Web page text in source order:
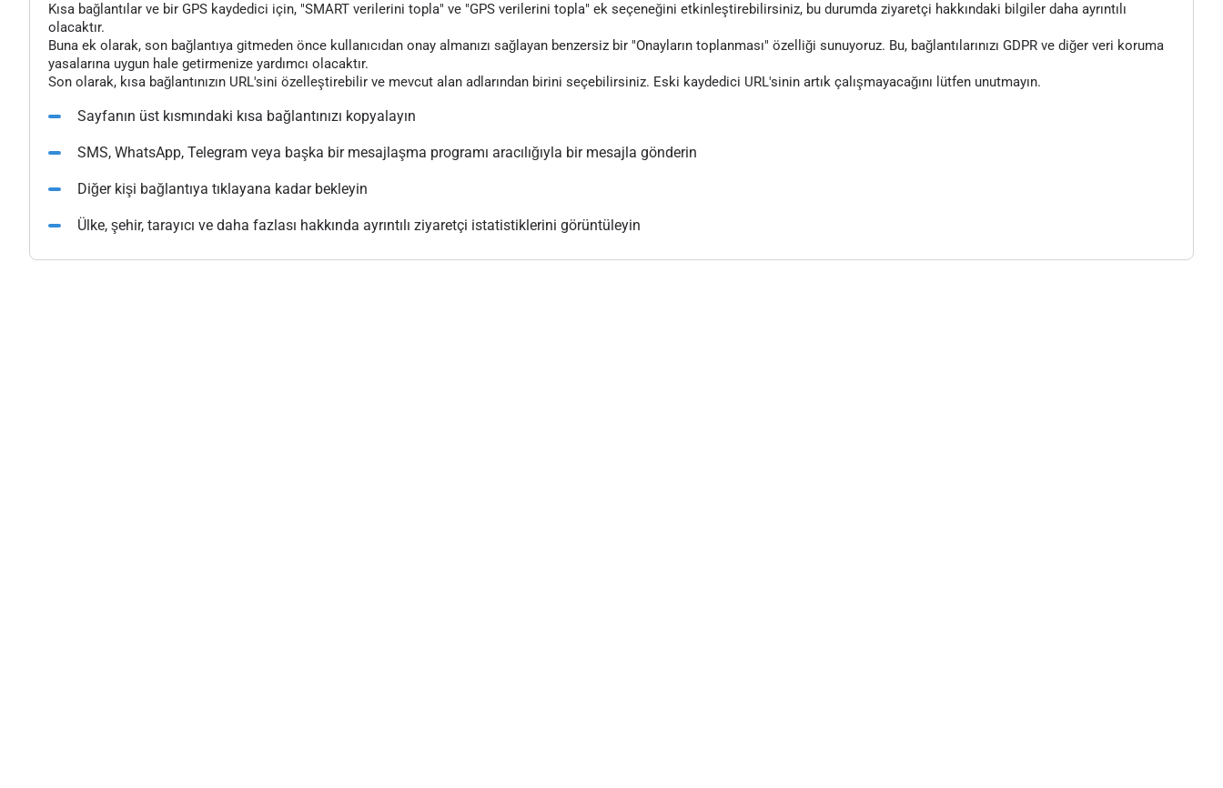
Kısa bağlantılar ve bir GPS kaydedici için, "SMART verilerini topla" ve "GPS verilerini topla" ek seçeneğini etkinleştirebilirsiniz, bu durumda ziyaretçi hakkındaki bilgiler daha ayrıntılı
olacaktır.
Buna ek olarak, son bağlantıya gitmeden önce kullanıcıdan onay almanızı sağlayan benzersiz bir "Onayların toplanması" özelliği sunuyoruz. Bu, bağlantılarınızı GDPR ve diğer veri koruma
yasalarına uygun hale getirmenize yardımcı olacaktır.
Son olarak, kısa bağlantınızın URL'sini özelleştirebilir ve mevcut alan adlarından birini seçebilirsiniz. Eski kaydedici URL'sinin artık çalışmayacağını lütfen unutmayın.
Sayfanın üst kısmındaki kısa bağlantınızı kopyalayın
SMS, WhatsApp, Telegram veya başka bir mesajlaşma programı aracılığıyla bir mesajla gönderin
Diğer kişi bağlantıya tıklayana kadar bekleyin
Ülke, şehir, tarayıcı ve daha fazlası hakkında ayrıntılı ziyaretçi istatistiklerini görüntüleyin